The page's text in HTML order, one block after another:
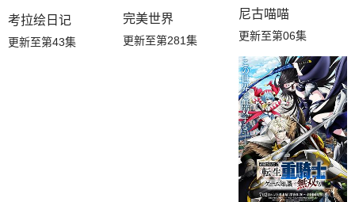
考拉绘日记
更新至第43集
完美世界
更新至第281集
尼古喵喵
更新至第06集